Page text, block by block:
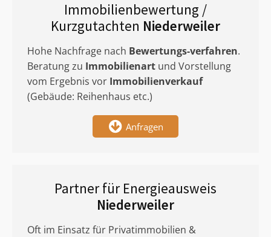
Immobilienbewertung /
Kurzgutachten Niederweiler
Hohe Nachfrage nach Bewertungs-verfahren.
Beratung zu Immobilienart und Vorstellung
vom Ergebnis vor Immobilienverkauf
(Gebäude: Reihenhaus etc.)
Anfragen
Partner für Energieausweis
Niederweiler
Oft im Einsatz für Privatimmobilien &